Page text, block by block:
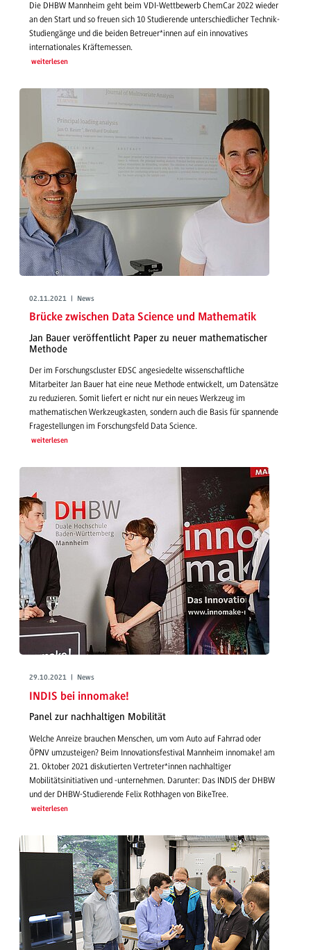
Die DHBW Mannheim geht beim VDI-Wettbewerb ChemCar 2022 wieder
an den Start und so freuen sich 10 Studierende unterschiedlicher Technik-
Studiengänge und die beiden Betreuer*innen auf ein innovatives
internationales Kräftemessen.
weiterlesen
02.11.2021 | News
Brücke zwischen Data Science und Mathematik
Jan Bauer veröffentlicht Paper zu neuer mathematischer
Methode
Der im Forschungscluster EDSC angesiedelte wissenschaftliche
Mitarbeiter Jan Bauer hat eine neue Methode entwickelt, um Datensätze
zu reduzieren. Somit liefert er nicht nur ein neues Werkzeug im
mathematischen Werkzeugkasten, sondern auch die Basis für spannende
Fragestellungen im Forschungsfeld Data Science.
weiterlesen
29.10.2021 | News
INDIS bei innomake!
Panel zur nachhaltigen Mobilität
Welche Anreize brauchen Menschen, um vom Auto auf Fahrrad oder
ÖPNV umzusteigen? Beim Innovationsfestival Mannheim innomake! am
21. Oktober 2021 diskutierten Vertreter*innen nachhaltiger
Mobilitätsinitiativen und -unternehmen. Darunter: Das INDIS der DHBW
und der DHBW-Studierende Felix Rothhagen von BikeTree.
weiterlesen